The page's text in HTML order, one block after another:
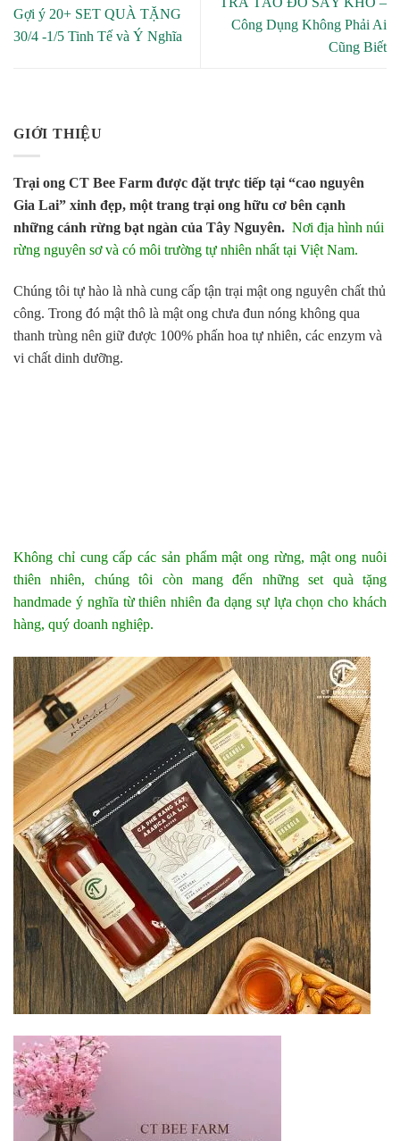
Gợi ý 20+ SET QUÀ TẶNG
30/4 -1/5 Tinh Tế và Ý Nghĩa
Công Dụng Không Phải Ai
Cũng Biết
GIỚI THIỆU
Trại ong CT Bee Farm được đặt trực tiếp tại “cao nguyên
Gia Lai” xinh đẹp, một trang trại ong hữu cơ bên cạnh
những cánh rừng bạt ngàn của Tây Nguyên. Nơi địa hình núi
rừng nguyên sơ và có môi trường tự nhiên nhất tại Việt Nam.
Chúng tôi tự hào là nhà cung cấp tận trại mật ong nguyên chất thủ
công. Trong đó mật thô là mật ong chưa đun nóng không qua
thanh trùng nên giữ được 100% phấn hoa tự nhiên, các enzym và
vi chất dinh dưỡng.
Không chỉ cung cấp các sản phẩm mật ong rừng, mật ong nuôi
thiên nhiên, chúng tôi còn mang đến những set quà tặng
handmade ý nghĩa từ thiên nhiên đa dạng sự lựa chọn cho khách
hàng, quý doanh nghiệp.